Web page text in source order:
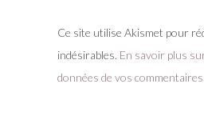
Ce site utilise Akismet pour
indésirables. En savoir plus
données de vos